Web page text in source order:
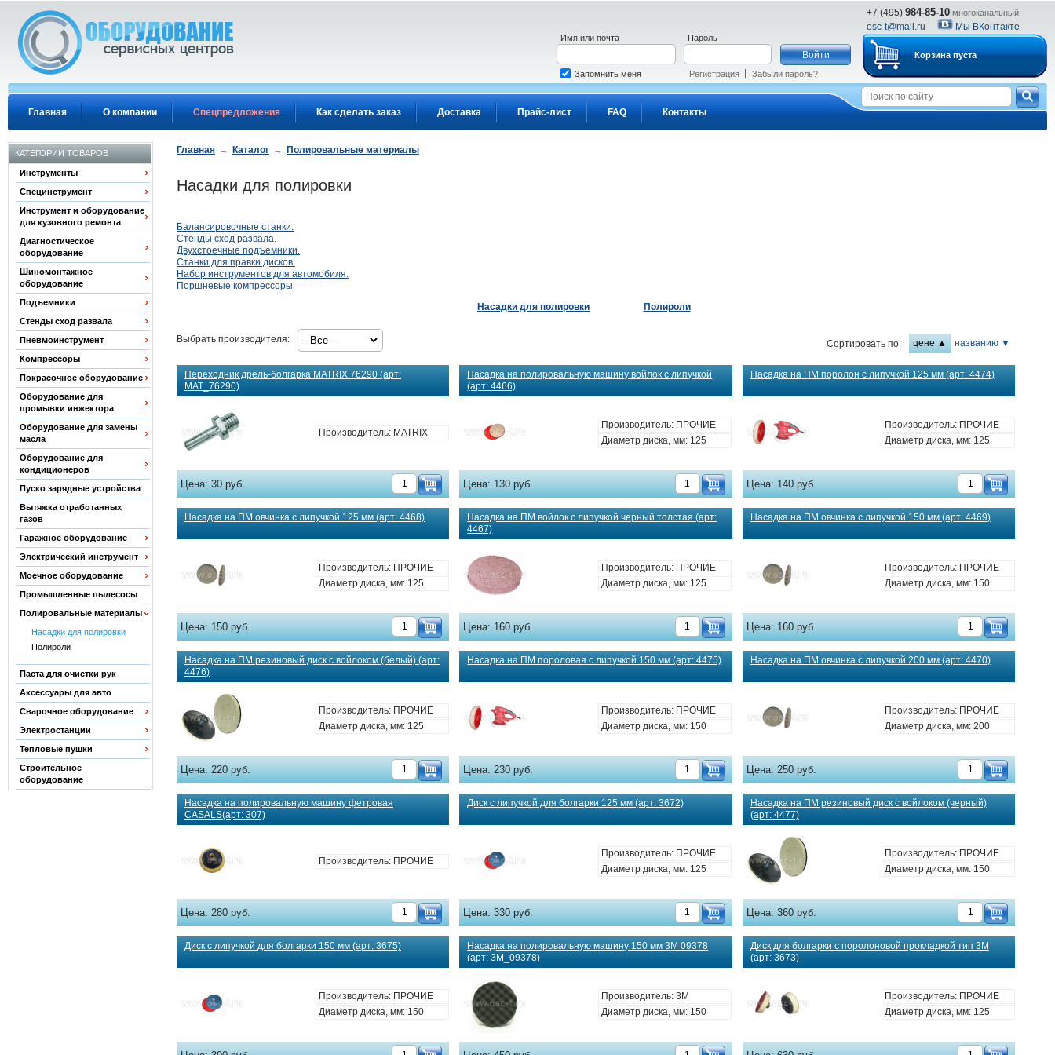
+7 (495) 984-85-10 многоканальный
osc-t@mail.ru Мы ВКонтакте
Главная О компании Спецпредложения Как сделать заказ Доставка Прайс-лист FAQ Контакты
Имя или почта Пароль
Запомнить меня Регистрация Забыли пароль?
Корзина пуста
КАТЕГОРИИ ТОВАРОВ
Инструменты
Специнструмент
Инструмент и оборудование
для кузовного ремонта
Диагностическое
оборудование
Шиномонтажное
оборудование
Подъемники
Стенды сход развала
Пневмоинструмент
Компрессоры
Покрасочное оборудование
Оборудование для
промывки инжектора
Оборудование для замены
масла
Оборудование для
кондиционеров
Пуско зарядные устройства
Вытяжка отработанных
газов
Гаражное оборудование
Электрический инструмент
Моечное оборудование
Промышленные пылесосы
Полировальные материалы
Насадки для полировки
Полироли
Паста для очистки рук
Аксессуары для авто
Сварочное оборудование
Электростанции
Тепловые пушки
Строительное
оборудование
Главная → Каталог → Полировальные материалы
Насадки для полировки
Балансировочные станки.
Стенды сход развала.
Двухстоечные подъемники.
Станки для правки дисков.
Набор инструментов для автомобиля.
Поршневые компрессоры
Насадки для полировки
Полироли
Выбрать производителя: Сортировать по: цене ▲ названию ▼
Переходник дрель-болгарка MATRIX 76290 (арт:
MAT_76290)
Производитель: MATRIX
Цена:30 руб.
Насадка на полировальную машину войлок с липучкой
(арт: 4466)
Производитель: ПРОЧИЕ
Диаметр диска, мм: 125
Цена:130 руб.
Насадка на ПМ поролон с липучкой 125 мм (арт: 4474)
Производитель: ПРОЧИЕ
Диаметр диска, мм: 125
Цена:140 руб.
Насадка на ПМ овчинка с липучкой 125 мм (арт: 4468)
Производитель: ПРОЧИЕ
Диаметр диска, мм: 125
Цена:150 руб.
Насадка на ПМ войлок с липучкой черный толстая (арт:
4467)
Производитель: ПРОЧИЕ
Диаметр диска, мм: 125
Цена:160 руб.
Насадка на ПМ овчинка с липучкой 150 мм (арт: 4469)
Производитель: ПРОЧИЕ
Диаметр диска, мм: 150
Цена:160 руб.
Насадка на ПМ резиновый диск с войлоком (белый) (арт:
4476)
Производитель: ПРОЧИЕ
Диаметр диска, мм: 125
Цена:220 руб.
Насадка на ПМ пороловая с липучкой 150 мм (арт: 4475)
Производитель: ПРОЧИЕ
Диаметр диска, мм: 150
Цена:230 руб.
Насадка на ПМ овчинка с липучкой 200 мм (арт: 4470)
Производитель: ПРОЧИЕ
Диаметр диска, мм: 200
Цена:250 руб.
Насадка на полировальную машину фетровая
CASALS(арт: 307)
Производитель: ПРОЧИЕ
Цена:280 руб.
Диск с липучкой для болгарки 125 мм (арт: 3672)
Производитель: ПРОЧИЕ
Диаметр диска, мм: 125
Цена:330 руб.
Насадка на ПМ резиновый диск с войлоком (черный)
(арт: 4477)
Производитель: ПРОЧИЕ
Диаметр диска, мм: 150
Цена:360 руб.
Диск с липучкой для болгарки 150 мм (арт: 3675)
Производитель: ПРОЧИЕ
Диаметр диска, мм: 150
Насадка на полировальную машину 150 мм 3М 09378
(арт: 3М_09378)
Производитель: 3M
Диаметр диска, мм: 150
Диск для болгарки с поролоновой прокладкой тип 3М
(арт: 3673)
Производитель: ПРОЧИЕ
Диаметр диска, мм: 125